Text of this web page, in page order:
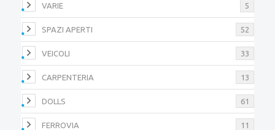
VARIE 5
SPAZI APERTI 52
VEICOLI 33
CARPENTERIA 13
DOLLS 61
FERROVIA 11